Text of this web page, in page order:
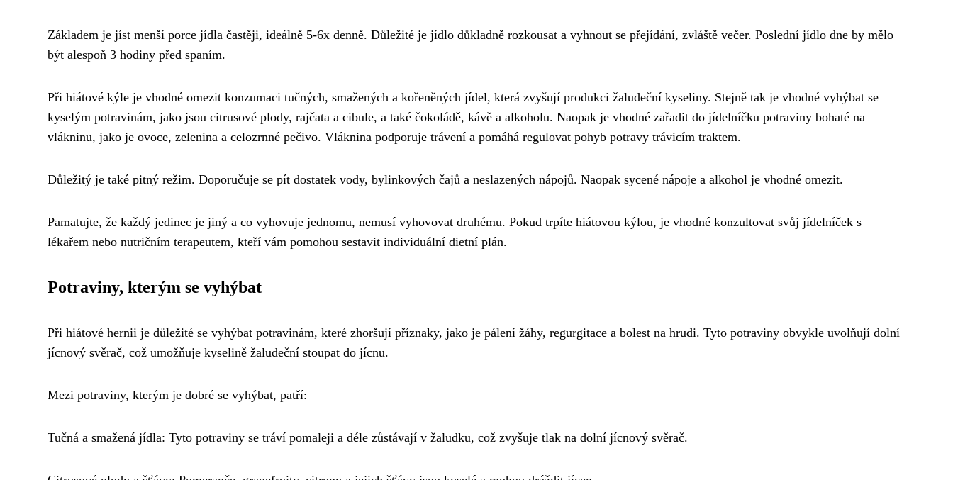
Základem je jíst menší porce jídla častěji, ideálně 5-6x denně. Důležité je jídlo důkladně rozkousat a vyhnout se přejídání, zvláště večer. Poslední jídlo dne by mělo
být alespoň 3 hodiny před spaním.
Při hiátové kýle je vhodné omezit konzumaci tučných, smažených a kořeněných jídel, která zvyšují produkci žaludeční kyseliny. Stejně tak je vhodné vyhýbat se
kyselým potravinám, jako jsou citrusové plody, rajčata a cibule, a také čokoládě, kávě a alkoholu. Naopak je vhodné zařadit do jídelníčku potraviny bohaté na
vlákninu, jako je ovoce, zelenina a celozrnné pečivo. Vláknina podporuje trávení a pomáhá regulovat pohyb potravy trávicím traktem.
Důležitý je také pitný režim. Doporučuje se pít dostatek vody, bylinkových čajů a neslazených nápojů. Naopak sycené nápoje a alkohol je vhodné omezit.
Pamatujte, že každý jedinec je jiný a co vyhovuje jednomu, nemusí vyhovovat druhému. Pokud trpíte hiátovou kýlou, je vhodné konzultovat svůj jídelníček s
lékařem nebo nutričním terapeutem, kteří vám pomohou sestavit individuální dietní plán.
Potraviny, kterým se vyhýbat
Při hiátové hernii je důležité se vyhýbat potravinám, které zhoršují příznaky, jako je pálení žáhy, regurgitace a bolest na hrudi. Tyto potraviny obvykle uvolňují dolní
jícnový svěrač, což umožňuje kyselině žaludeční stoupat do jícnu.
Mezi potraviny, kterým je dobré se vyhýbat, patří:
Tučná a smažená jídla: Tyto potraviny se tráví pomaleji a déle zůstávají v žaludku, což zvyšuje tlak na dolní jícnový svěrač.